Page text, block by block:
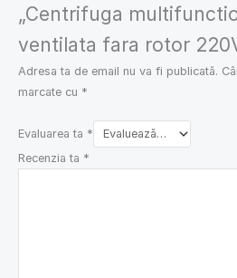
„Centrifuga
ventilata fara rotor
Adresa ta de email nu va fi publicată.
marcate cu *
Evaluarea ta *
Recenzia ta *